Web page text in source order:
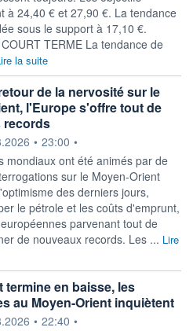
à 24,40 € et 27,90 €. La tendance
sous le support à 17,10 €.
TERME La tendance de
la suite
de la nervosité sur le
l'Europe s'offre tout de
records
par
• 23:00 •
mondiaux ont été animés par de
sur le Moyen-Orient
des derniers jours,
le pétrole et les coûts d'emprunt,
parvenant tout de
de nouveaux records. Les ... Lire
termine en baisse, les
au Moyen-Orient inquiètent
par
• 22:40 •